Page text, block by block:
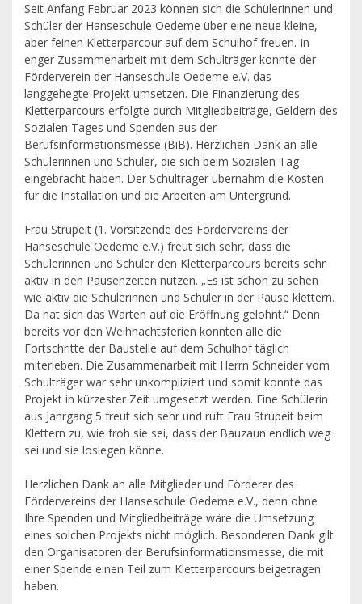
Seit Anfang Februar 2023 können sich die Schülerinnen und
Schüler der Hanseschule Oedeme über eine neue kleine,
aber feinen Kletterparcour auf dem Schulhof freuen. In
enger Zusammenarbeit mit dem Schulträger konnte der
Förderverein der Hanseschule Oedeme e.V. das
langgehegte Projekt umsetzen. Die Finanzierung des
Kletterparcours erfolgte durch Mitgliedbeiträge, Geldern des
Sozialen Tages und Spenden aus der
Berufsinformationsmesse (BiB). Herzlichen Dank an alle
Schülerinnen und Schüler, die sich beim Sozialen Tag
eingebracht haben. Der Schulträger übernahm die Kosten
für die Installation und die Arbeiten am Untergrund.
Frau Strupeit (1. Vorsitzende des Fördervereins der
Hanseschule Oedeme e.V.) freut sich sehr, dass die
Schülerinnen und Schüler den Kletterparcours bereits sehr
aktiv in den Pausenzeiten nutzen. „Es ist schön zu sehen
wie aktiv die Schülerinnen und Schüler in der Pause klettern.
Da hat sich das Warten auf die Eröffnung gelohnt.“ Denn
bereits vor den Weihnachtsferien konnten alle die
Fortschritte der Baustelle auf dem Schulhof täglich
miterleben. Die Zusammenarbeit mit Herrn Schneider vom
Schulträger war sehr unkompliziert und somit konnte das
Projekt in kürzester Zeit umgesetzt werden. Eine Schülerin
aus Jahrgang 5 freut sich sehr und ruft Frau Strupeit beim
Klettern zu, wie froh sie sei, dass der Bauzaun endlich weg
sei und sie loslegen könne.
Herzlichen Dank an alle Mitglieder und Förderer des
Fördervereins der Hanseschule Oedeme e.V., denn ohne
Ihre Spenden und Mitgliedbeiträge wäre die Umsetzung
eines solchen Projekts nicht möglich. Besonderen Dank gilt
den Organisatoren der Berufsinformationsmesse, die mit
einer Spende einen Teil zum Kletterparcours beigetragen
haben.